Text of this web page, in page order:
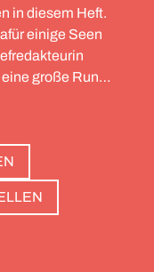
in diesem Heft.
einige Seen
große Runde
– von
hat
gemeinsam
um Gipfel zu
Pools, um